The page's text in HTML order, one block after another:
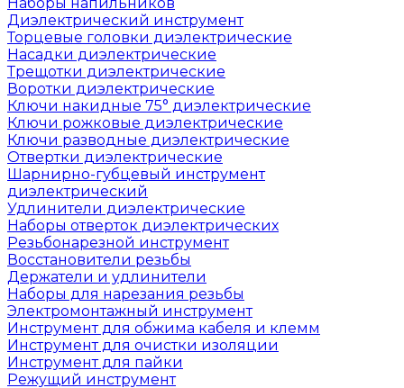
Диэлектрический инструмент
Торцевые головки диэлектрические
Насадки диэлектрические
Трещотки диэлектрические
Воротки диэлектрические
Ключи накидные 75° диэлектрические
Ключи рожковые диэлектрические
Ключи разводные диэлектрические
Отвертки диэлектрические
Шарнирно-губцевый инструмент
диэлектрический
Удлинители диэлектрические
Наборы отверток диэлектрических
Резьбонарезной инструмент
Восстановители резьбы
Держатели и удлинители
Наборы для нарезания резьбы
Электромонтажный инструмент
Инструмент для обжима кабеля и клемм
Инструмент для очистки изоляции
Инструмент для пайки
Режущий инструмент